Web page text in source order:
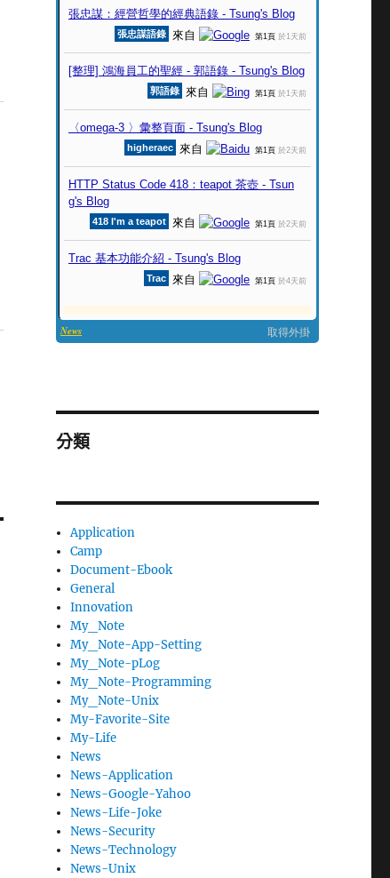
分類
Application
Camp
Document-Ebook
General
Innovation
My_Note
My_Note-App-Setting
My_Note-pLog
My_Note-Programming
My_Note-Unix
My-Favorite-Site
My-Life
News
News-Application
News-Google-Yahoo
News-Life-Joke
News-Security
News-Technology
News-Unix